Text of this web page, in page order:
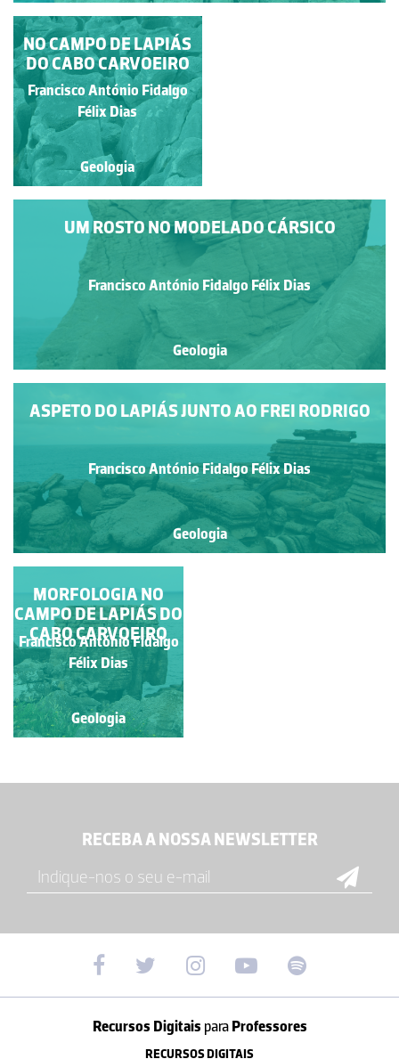
NATURALMENTE
ESCULPIR
Francisco António Fidalgo
Félix Dias
Geologia
NO CAMPO DE LAPIÁS
DO CABO CARVOEIRO
Francisco António Fidalgo
Félix Dias
Geologia
UM ROSTO NO MODELADO CÁRSICO
Francisco António Fidalgo Félix Dias
Geologia
ASPETO DO LAPIÁS JUNTO AO FREI RODRIGO
Francisco António Fidalgo Félix Dias
Geologia
MORFOLOGIA NO
CAMPO DE LAPIÁS DO
CABO CARVOEIRO
Francisco António Fidalgo
Félix Dias
Geologia
RECEBA A NOSSA NEWSLETTER
Recursos Digitais paraProfessores
RECURSOS DIGITAIS